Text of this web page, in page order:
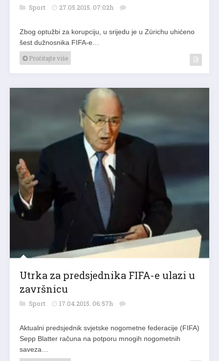
Sport 27.05.2015. 07:02h
Zbog optužbi za korupciju, u srijedu je u Zürichu uhićeno
šest dužnosnika FIFA-e…
Pročitajte više
Utrka za predsjednika FIFA-e ulazi u
završnicu
Sport 17.04.2015. 06:57h
Aktualni predsjednik svjetske nogometne federacije (FIFA)
Sepp Blatter računa na potporu mnogih nogometnih
saveza…